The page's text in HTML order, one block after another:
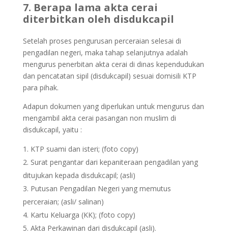
7. Berapa lama akta cerai
diterbitkan oleh disdukcapil
Setelah proses pengurusan perceraian selesai di
pengadilan negeri, maka tahap selanjutnya adalah
mengurus penerbitan akta cerai di dinas kependudukan
dan pencatatan sipil (disdukcapil) sesuai domisili KTP
para pihak.
Adapun dokumen yang diperlukan untuk mengurus dan
mengambil akta cerai pasangan non muslim di
disdukcapil, yaitu :
KTP suami dan isteri; (foto copy)
Surat pengantar dari kepaniteraan pengadilan yang
ditujukan kepada disdukcapil; (asli)
Putusan Pengadilan Negeri yang memutus
perceraian; (asli/ salinan)
Kartu Keluarga (KK); (foto copy)
Akta Perkawinan dari disdukcapil (asli).